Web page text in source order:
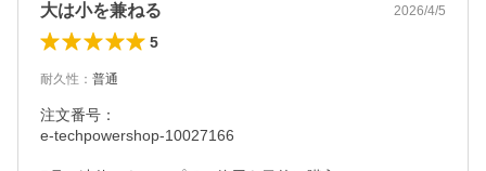
大は小を兼ねる 2026/4/5
5
耐久性 ： 普通
注文番号：
e-techpowershop-10027166